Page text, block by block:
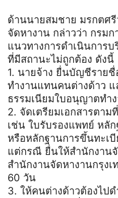
ด้านนายสมชาย มรกตศ
จัดหางาน กล่าวว่า กรม
แนวทางการดำเนินการ
ที่มีสถานะไม่ถูกต้อง ดังนี้
1. นายจ้าง ยื่นบัญชีราย
ทำงานแทนคนต่างด้าว แ
ธรรมเนียมใบอนุญาตทำ
2. จัดเตรียมเอกสารตา
เช่น ใบรับรองแพทย์ หลั
หรือหลักฐานการขึ้นทะเ
แต่กรณี ยื่นให้สำนักงาน
สำนักงานจัดหางานกรุง
60 วัน
3. ให้คนต่างด้าวต้องไป